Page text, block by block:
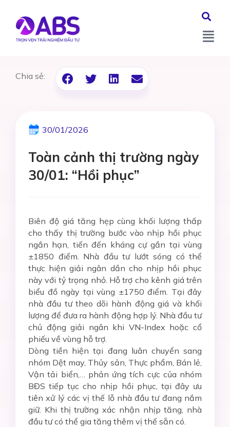
Chia sẻ:
30/01/2026
Toàn cảnh thị trường ngày
30/01: “Hồi phục”
Biên độ giá tăng hẹp cùng khối lượng thấp
cho thấy thị trường bước vào nhịp hồi phục
ngắn hạn, tiến đến kháng cự gần tại vùng
±1850 điểm. Nhà đầu tư lướt sóng có thể
thực hiện giải ngân dần cho nhịp hồi phục
này với tỷ trọng nhỏ. Hỗ trợ cho kênh giá trên
biểu đồ ngày tại vùng ±1750 điểm. Tại đây
nhà đầu tư theo dõi hành động giá và khối
lượng để đưa ra hành động hợp lý. Nhà đầu tư
chủ động giải ngân khi VN-Index hoặc cổ
phiếu về vùng hỗ trợ.
Dòng tiền hiện tại đang luân chuyển sang
nhóm Dệt may, Thủy sản, Thực phẩm, Bán lẻ,
Vận tải biển,… phản ứng tích cực của nhóm
BĐS tiếp tục cho nhịp hồi phục, tại đây ưu
tiên xử lý các vị thế lỗ nhà đầu tư đang nắm
giữ. Khi thị trường xác nhận nhịp tăng, nhà
đầu tư có thể gia tăng thêm vị thế sẵn có.